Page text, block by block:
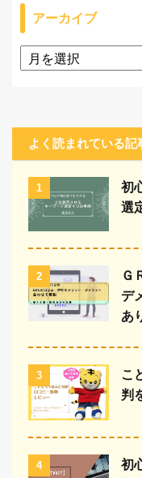
アーカイブ
よく読まれている記
1
初
選
2
Ｇ
デ
あ
3
こ
判
4 初